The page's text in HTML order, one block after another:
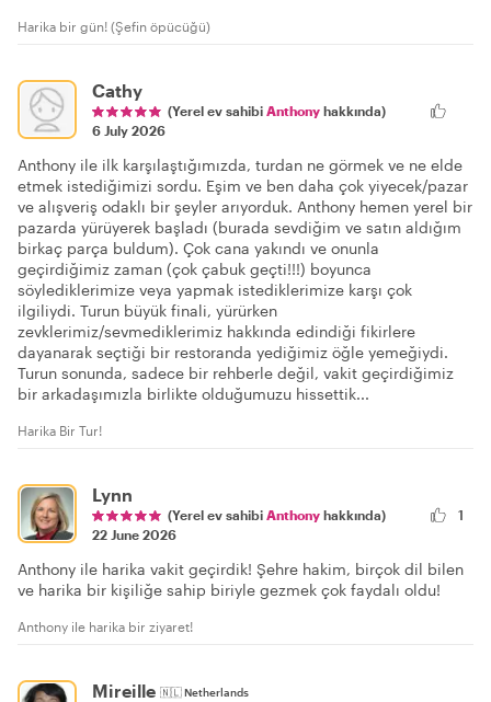
Harika bir gün! (Şefin öpücüğü)
Cathy
(Yerel ev sahibi Anthony hakkında)
6 July 2026
Anthony ile ilk karşılaştığımızda, turdan ne görmek ve ne elde
etmek istediğimizi sordu. Eşim ve ben daha çok yiyecek/pazar
ve alışveriş odaklı bir şeyler arıyorduk. Anthony hemen yerel bir
pazarda yürüyerek başladı (burada sevdiğim ve satın aldığım
birkaç parça buldum). Çok cana yakındı ve onunla
geçirdiğimiz zaman (çok çabuk geçti!!!) boyunca
söylediklerimize veya yapmak istediklerimize karşı çok
ilgiliydi. Turun büyük finali, yürürken
zevklerimiz/sevmediklerimiz hakkında edindiği fikirlere
dayanarak seçtiği bir restoranda yediğimiz öğle yemeğiydi.
Turun sonunda, sadece bir rehberle değil, vakit geçirdiğimiz
bir arkadaşımızla birlikte olduğumuzu hissettik...
Harika Bir Tur!
Lynn
(Yerel ev sahibi Anthony hakkında)
22 June 2026
1
Anthony ile harika vakit geçirdik! Şehre hakim, birçok dil bilen
ve harika bir kişiliğe sahip biriyle gezmek çok faydalı oldu!
Anthony ile harika bir ziyaret!
Mireille 🇳🇱Netherlands